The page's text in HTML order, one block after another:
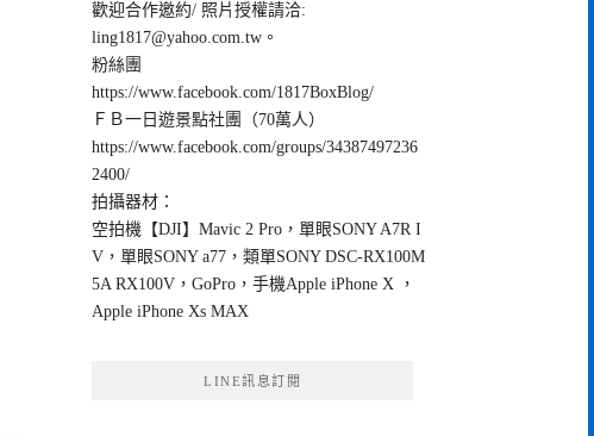
歡迎合作邀約/ 照片授權請洽:
ling1817@yahoo.com.tw 。
粉絲團
https://www.facebook.com/1817BoxBlog/
ＦＢ一日遊景點社團（70萬人）
https://www.facebook.com/groups/34387497236
2400/
拍攝器材：
空拍機【DJI】Mavic 2 Pro，單眼SONY A7R I
V，單眼SONY a77，類單SONY DSC-RX100M
5A RX100V，GoPro，手機Apple iPhone X ，
Apple iPhone Xs MAX
LINE訊息訂閱